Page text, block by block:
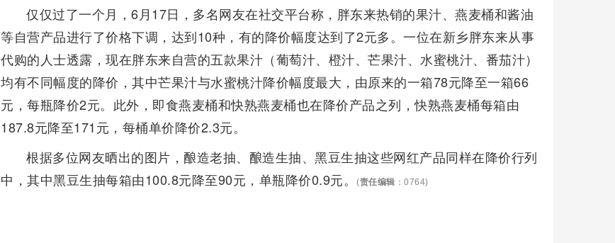
仅仅过了一个月，6月17日，多名网友在社交平台称，胖东来热销的果汁、燕麦桶和酱油
等自营产品进行了价格下调，达到10种，有的降价幅度达到了2元多。一位在新乡胖东来从事
代购的人士透露，现在胖东来自营的五款果汁（葡萄汁、橙汁、芒果汁、水蜜桃汁、番茄汁）
均有不同幅度的降价，其中芒果汁与水蜜桃汁降价幅度最大，由原来的一箱78元降至一箱66
元，每瓶降价2元。此外，即食燕麦桶和快熟燕麦桶也在降价产品之列，快熟燕麦桶每箱由
187.8元降至171元，每桶单价降价2.3元。
根据多位网友晒出的图片，酿造老抽、酿造生抽、黑豆生抽这些网红产品同样在降价行列
中，其中黑豆生抽每箱由100.8元降至90元，单瓶降价0.9元。
(责任编辑 ：0764)